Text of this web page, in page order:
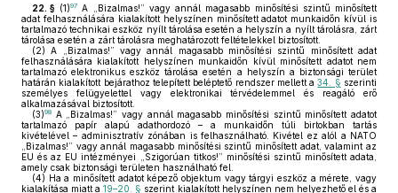
22. § (1)97 A „Bizalmas!” vagy annál magasabb minősítési szintű minősített
adat felhasználására kialakított helyszínen minősített adatot munkaidőn kívül is
tartalmazó technikai eszköz nyílt tárolása esetén a helyszín a nyílt tárolásra, zárt
tárolása esetén a zárt tárolásra meghatározott feltételekkel biztosított.
(2) A „Bizalmas!” vagy annál magasabb minősítési szintű minősített adat
felhasználására kialakított helyszínen munkaidőn kívül minősített adatot nem
tartalmazó elektronikus eszköz tárolása esetén a helyszín a biztonsági terület
határán kialakított bejárathoz telepített beléptető rendszer mellett a34. § szerinti
személyes felügyelettel vagy elektronikai térvédelemmel és reagáló erő
alkalmazásával biztosított.
(3)98 A „Bizalmas!” vagy annál magasabb minősítési szintű minősített adatot
tartalmazó papír alapú adathordozó – a munkaidőn túli birtokban tartás
kivételével – adminisztratív zónában is felhasználható. Kivétel ez alól a NATO
„Bizalmas!” vagy annál magasabb minősítési szintű minősített adat, valamint az
EU és az EU intézményei „Szigorúan titkos!” minősítési szintű minősített adata,
amely csak biztonsági területen használható fel.
(4) Ha a minősített adatot képező objektum vagy tárgyi eszköz a mérete, vagy
kialakítása miatt a19–20. § szerint kialakított helyszínen nem helyezhető el és a